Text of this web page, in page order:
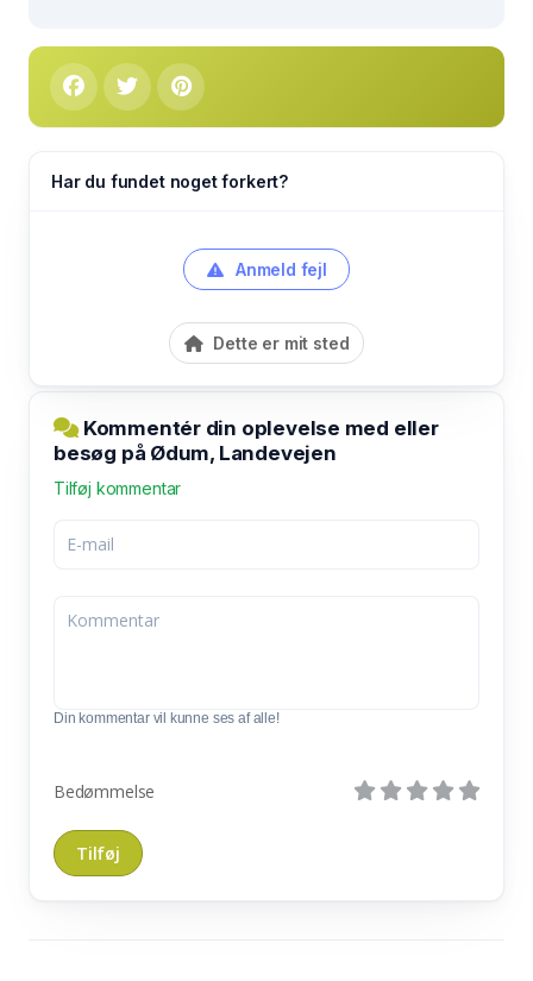
Har du fundet noget forkert?
Anmeld fejl
Dette er mit sted
Kommentér din oplevelse med eller
besøg på Ødum, Landevejen
Tilføj kommentar
Din kommentar vil kunne ses af alle!
Bedømmelse